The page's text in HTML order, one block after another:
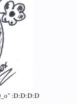
:D:D:D:D